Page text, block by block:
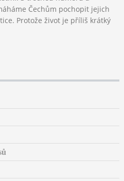
Čechům pochopit jejich
Protože život je příliš krátký